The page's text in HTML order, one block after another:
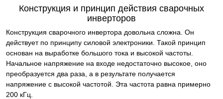
Конструкция и принцип действия сварочных
инверторов
Конструкция сварочного инвертора довольна сложна. Он
действует по принципу силовой электроники. Такой принцип
основан на выработке большого тока и высокой частоты.
Начальное напряжение на входе недостаточно высокое, оно
преобразуется два раза, а в результате получается
напряжение с высокой частотой. Эта частота равна примерно
200 кГц.